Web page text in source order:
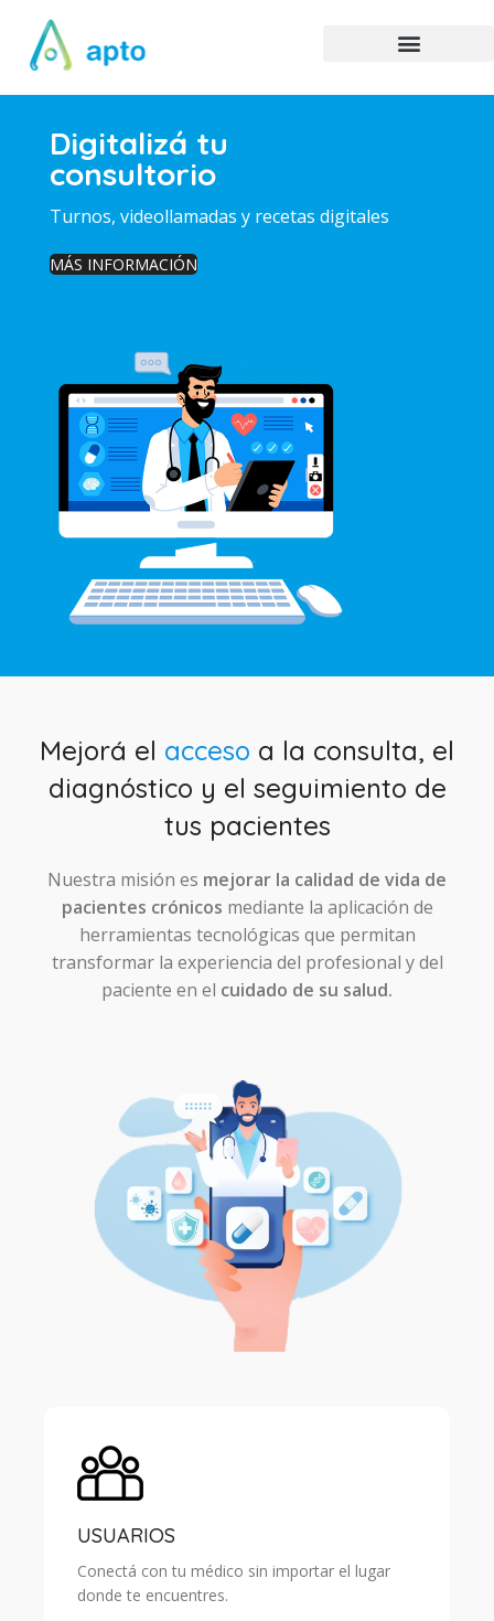
Digitalizá tu
consultorio
Turnos, videollamadas y recetas digitales
MÁS INFORMACIÓN
Mejorá el acceso a la consulta, el
diagnóstico y el seguimiento de
tus pacientes
Nuestra misión es mejorar la calidad de vida de
pacientes crónicos mediante la aplicación de
herramientas tecnológicas que permitan
transformar la experiencia del profesional y del
paciente en el cuidado de su salud.
USUARIOS
Conectá con tu médico sin importar el lugar
donde te encuentres.